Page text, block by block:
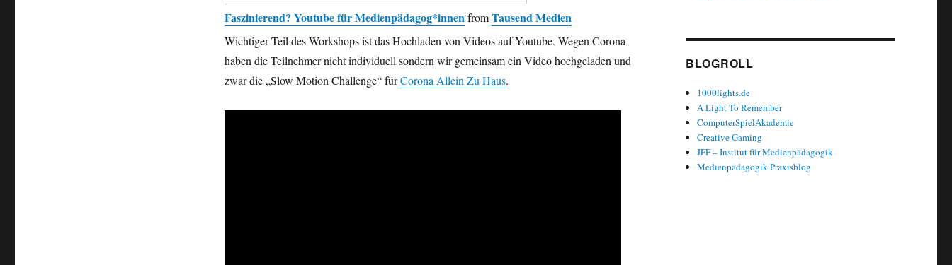
Faszinierend? Youtube für Medienpädagog*innenfromTausend Medien
Wichtiger Teil des Workshops ist das Hochladen von Videos auf Youtube. Wegen Corona
haben die Teilnehmer nicht individuell sondern wir gemeinsam ein Video hochgeladen und
zwar die „Slow Motion Challenge“ fürCorona Allein Zu Haus.
BLOGROLL
1000lights.de
A Light To Remember
ComputerSpielAkademie
Creative Gaming
JFF – Institut für Medienpädagogik
Medienpädagogik Praxisblog